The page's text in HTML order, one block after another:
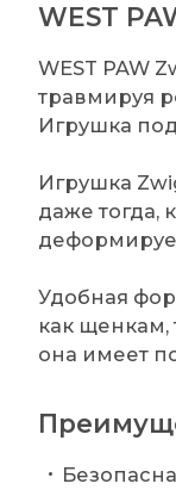
WEST
WEST PAW
травмируя
Игрушка
Игрушка
даже тогда,
Удобная
как щенкам,
она имеет